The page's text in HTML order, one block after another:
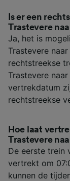
Is er een
Trastevere
Ja, het is
Trastevere
rechtstreekse
Trastevere
vertrekdatum
rechtstreekse
Hoe laat
Trastevere
De eerste trein
vertrekt om
kunnen de